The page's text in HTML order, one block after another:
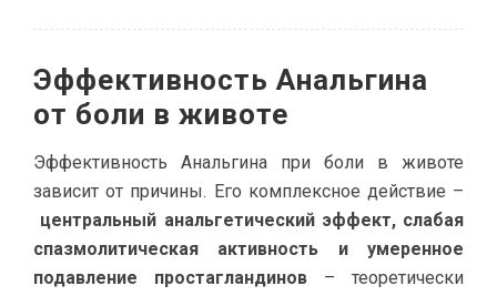
Эффективность Анальгина
от боли в животе
Эффективность Анальгина при боли в животе
зависит от причины. Его комплексное действие –
центральный анальгетический эффект, слабая
спазмолитическая активность и умеренное
подавление простагландинов – теоретически